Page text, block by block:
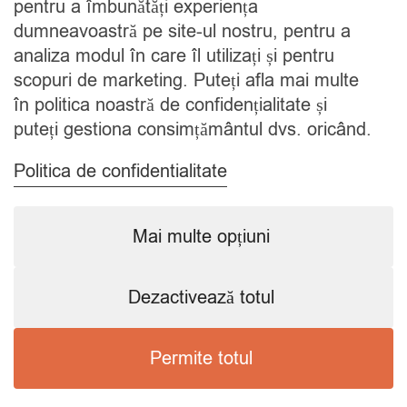
Contact
CATEGORII
Condimente
Mixuri
Ceaiuri
pentru a îmbunătăți experiența
dumneavoastră pe site-ul nostru, pentru a
analiza modul în care îl utilizați și pentru
scopuri de marketing. Puteți afla mai multe
în politica noastră de confidențialitate și
puteți gestiona consimțământul dvs. oricând.
Politica de confidentialitate
Mai multe opțiuni
Dezactivează totul
Permite totul